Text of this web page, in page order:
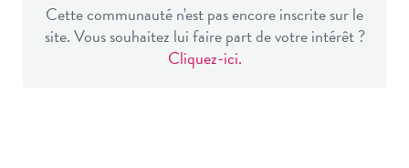
Cette communauté n'est pas encore inscrite sur le
site. Vous souhaitez lui faire part de votre intérêt ?
Cliquez-ici.